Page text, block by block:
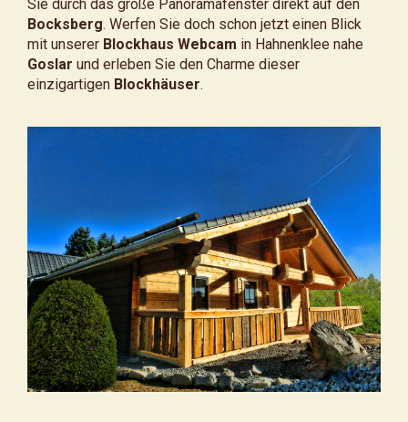
Sie durch das große Panoramafenster direkt auf den
Bocksberg. Werfen Sie doch schon jetzt einen Blick
mit unserer Blockhaus Webcam in Hahnenklee nahe
Goslar und erleben Sie den Charme dieser
einzigartigen Blockhäuser.